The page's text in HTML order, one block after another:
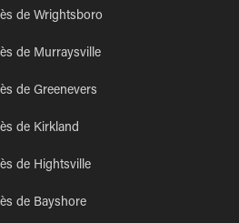
de Wrightsboro
de Murraysville
de Greenevers
de Kirkland
de Hightsville
de Bayshore